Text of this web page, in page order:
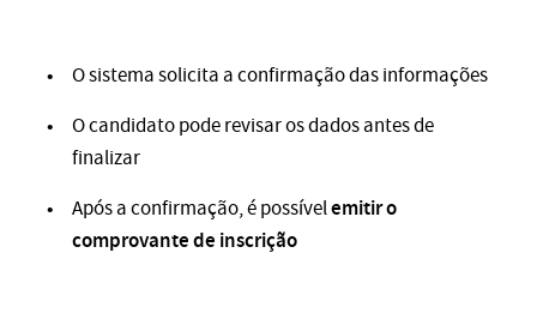
O sistema solicita a confirmação das informações
O candidato pode revisar os dados antes de
finalizar
Após a confirmação, é possívelemitir o
comprovante de inscrição